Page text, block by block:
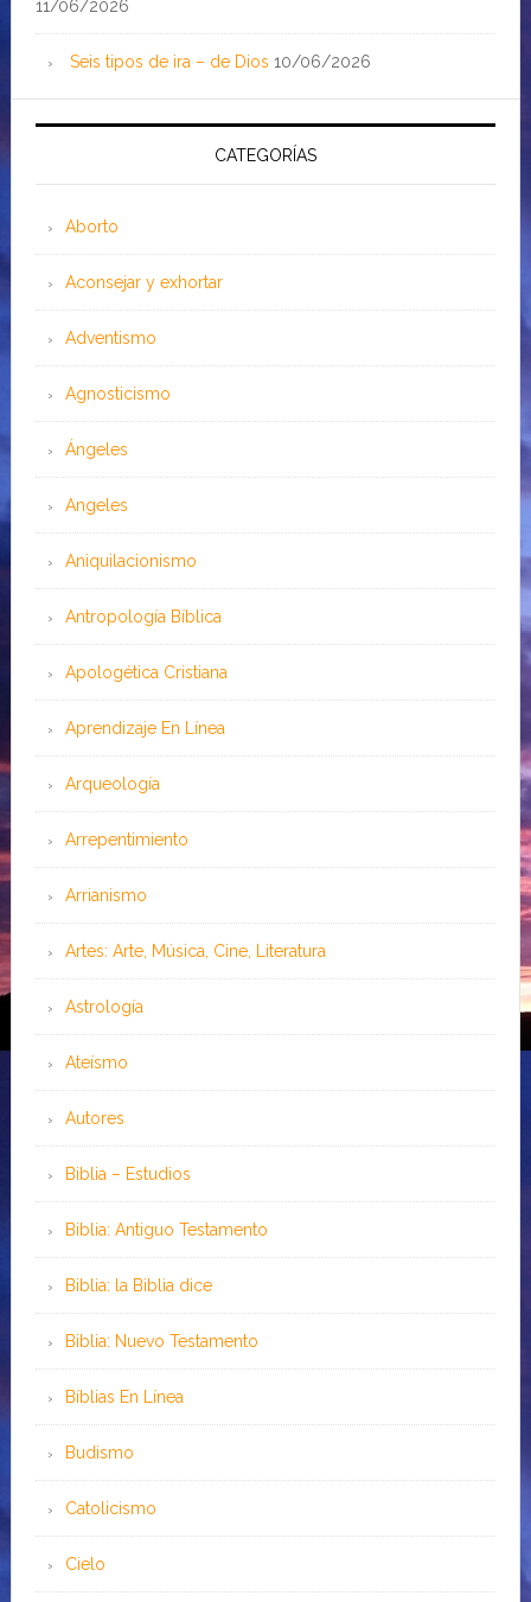
11/06/2026
Seis tipos de ira – de Dios 10/06/2026
CATEGORÍAS
Aborto
Aconsejar y exhortar
Adventismo
Agnosticismo
Ángeles
Angeles
Aniquilacionismo
Antropología Bíblica
Apologética Cristiana
Aprendizaje En Línea
Arqueología
Arrepentimiento
Arrianismo
Artes: Arte, Música, Cine, Literatura
Astrología
Ateísmo
Autores
Biblia – Estudios
Biblia: Antiguo Testamento
Biblia: la Biblia dice
Biblia: Nuevo Testamento
Bíblias En Línea
Budismo
Catolicismo
Cielo